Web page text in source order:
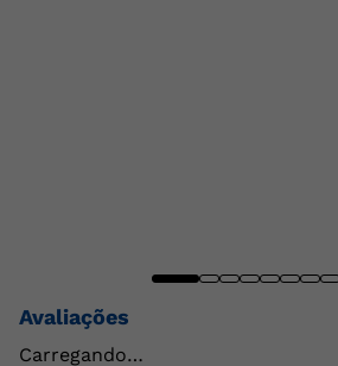
Avaliações
Carregando…